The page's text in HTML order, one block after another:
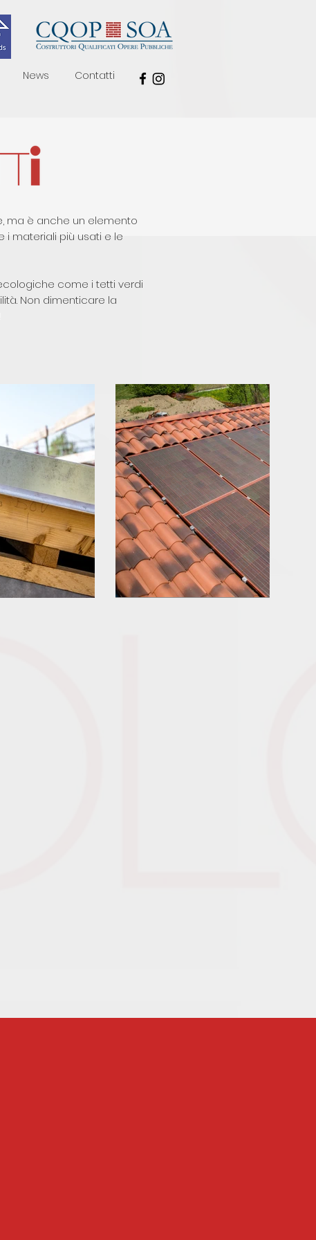
News Contatti
ma è anche un elemento
i materiali più usati e le
come i tetti verdi
Non dimenticare la